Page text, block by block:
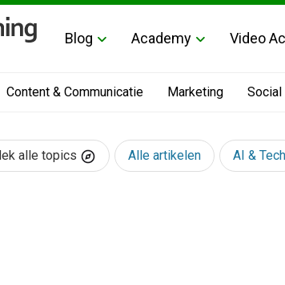
Blog Academy Video
Content & Communicatie Marketing Social
alle topics Alle artikelen AI & Tech